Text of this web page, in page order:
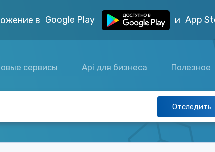
в Google Play и App
сервисы Api для бизнеса Полезное
Отследить